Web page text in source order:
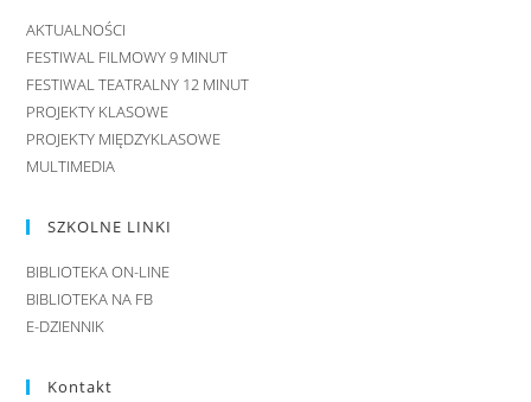
AKTUALNOŚCI
FESTIWAL FILMOWY 9 MINUT
FESTIWAL TEATRALNY 12 MINUT
PROJEKTY KLASOWE
PROJEKTY MIĘDZYKLASOWE
MULTIMEDIA
SZKOLNE LINKI
BIBLIOTEKA ON-LINE
BIBLIOTEKA NA FB
E-DZIENNIK
Kontakt